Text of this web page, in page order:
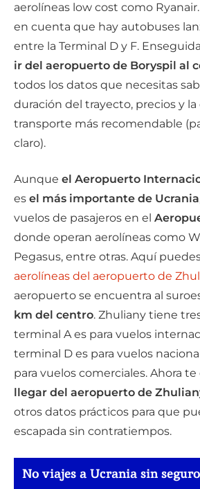
aerolíneas low cost como
en cuenta que hay autobuses
entre la Terminal D y F.
ir del aeropuerto de Boryspil al
todos los datos que necesitas
duración del trayecto, precios y
transporte más recomendable
claro).
Aunque el Aeropuerto
es el más importante de Ucrania
vuelos de pasajeros en el
donde operan aerolíneas como
Pegasus, entre otras. Aquí
aerolíneas del aeropuerto de
aeropuerto se encuentra al
km del centro. Zhuliany tiene
terminal A es para vuelos
terminal D es para vuelos
para vuelos comerciales. Ahora
llegar del aeropuerto de
otros datos prácticos para que
escapada sin contratiempos.
No viajes a Ucrania sin